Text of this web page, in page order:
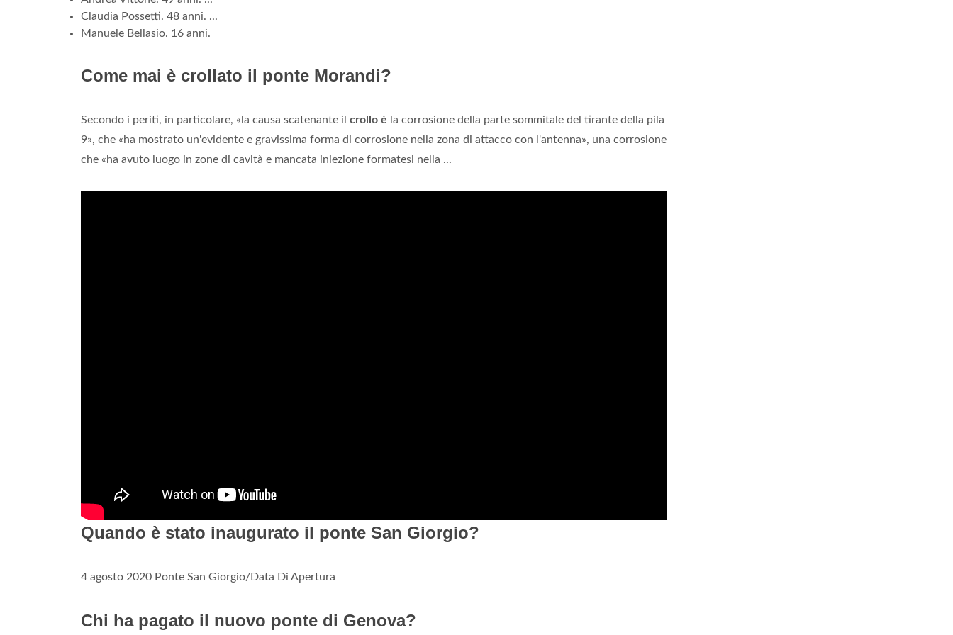
Claudia Possetti. 48 anni. ...
Manuele Bellasio. 16 anni.
Come mai è crollato il ponte Morandi?
Secondo i periti, in particolare, «la causa scatenante il crollo è la corrosione della parte sommitale del tirante della pila
9», che «ha mostrato un'evidente e gravissima forma di corrosione nella zona di attacco con l'antenna», una corrosione
che «ha avuto luogo in zone di cavità e mancata iniezione formatesi nella ...
Quando è stato inaugurato il ponte San Giorgio?
4 agosto 2020 Ponte San Giorgio/Data Di Apertura
Chi ha pagato il nuovo ponte di Genova?